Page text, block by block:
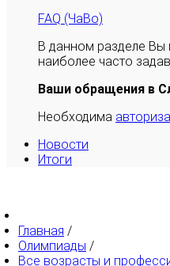
FAQ (ЧаВо)
В данном разделе
наиболее часто
Ваши обращения в
Необходима
Новости
Итоги
Главная /
Олимпиады /
Все возрасты и